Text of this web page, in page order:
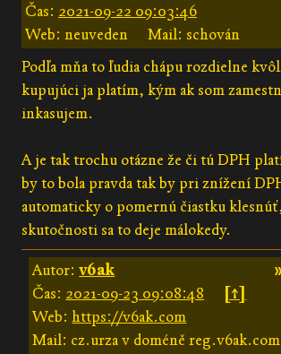
Čas: 2021-09-22 09:03:46
Web: neuveden
Mail: schován
Podľa mňa to ľudia chápu rozdielne
kupujúci ja platím, kým ak som
inkasujem.
A je tak trochu otázne že či tú DPH
by to bola pravda tak by pri znížení
automaticky o pomernú čiastku
skutočnosti sa to deje málokedy.
Autor:v6ak
Čas: 2021-09-23 09:08:48
[↑]
Web:https://v6ak.com
Mail: cz.urza v doméně reg.v6ak.com